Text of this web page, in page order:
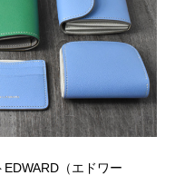
（エドワー